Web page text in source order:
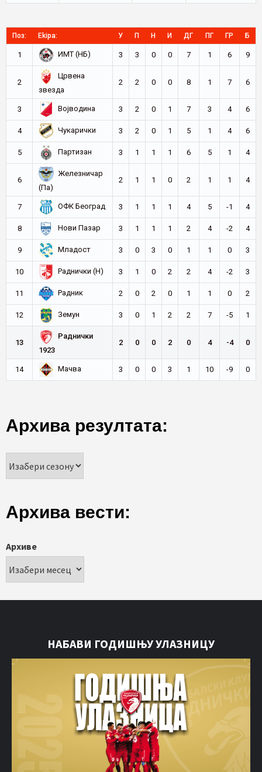
Поз: Ekipa: У П Н И ДГ ПГ ГР Б
1 ИМТ (НБ) 3 3 0 0 7 1 6 9
2
Црвена
звезда
2 2 0 0 8 1 7 6
3 Војводина 3 2 0 1 7 3 4 6
4 Чукарички 3 2 0 1 5 1 4 6
5 Партизан 3 1 1 1 6 5 1 4
6
Железничар
(Па)
2 1 1 0 2 1 1 4
7 ОФК Београд 3 1 1 1 4 5 -1 4
8 Нови Пазар 3 1 1 1 2 4 -2 4
9 Младост 3 0 3 0 1 1 0 3
10 Раднички (Н) 3 1 0 2 2 4 -2 3
11 Радник 2 0 2 0 1 1 0 2
12 Земун 3 0 1 2 2 7 -5 1
13
Раднички
1923
2 0 0 2 0 4 -4 0
14 Мачва 3 0 0 3 1 10 -9 0
Архива резултата:
Архива вести:
Архиве
НАБАВИ ГОДИШЊУ УЛАЗНИЦУ